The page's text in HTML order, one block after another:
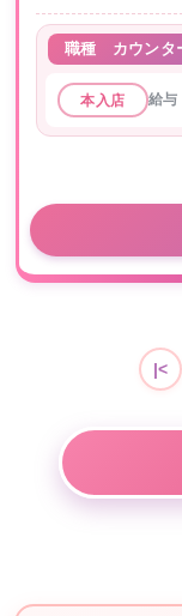
職種 カウンタ
本入店 給与
|<